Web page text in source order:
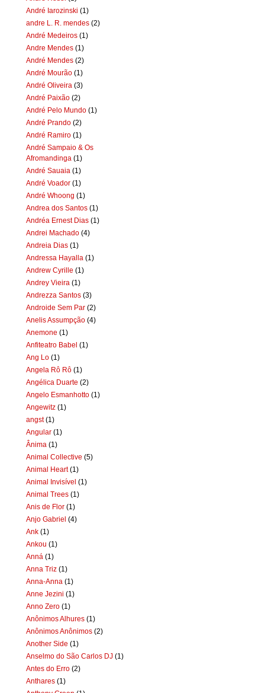
André Iarozinski (1)
andre L. R. mendes (2)
André Medeiros (1)
Andre Mendes (1)
André Mendes (2)
André Mourão (1)
André Oliveira (3)
André Paixão (2)
André Pelo Mundo (1)
André Prando (2)
André Ramiro (1)
André Sampaio & Os
Afromandinga (1)
André Sauaia (1)
André Voador (1)
André Whoong (1)
Andrea dos Santos (1)
Andréa Ernest Dias (1)
Andrei Machado (4)
Andreia Dias (1)
Andressa Hayalla (1)
Andrew Cyrille (1)
Andrey Vieira (1)
Andrezza Santos (3)
Androide Sem Par (2)
Anelis Assumpção (4)
Anemone (1)
Anfiteatro Babel (1)
Ang Lo (1)
Angela Rô Rô (1)
Angélica Duarte (2)
Angelo Esmanhotto (1)
Angewitz (1)
angst (1)
Angular (1)
Ânima (1)
Animal Collective (5)
Animal Heart (1)
Animal Invisível (1)
Animal Trees (1)
Anis de Flor (1)
Anjo Gabriel (4)
Ank (1)
Ankou (1)
Anná (1)
Anna Triz (1)
Anna-Anna (1)
Anne Jezini (1)
Anno Zero (1)
Anônimos Alhures (1)
Anônimos Anônimos (2)
Another Side (1)
Anselmo do São Carlos DJ (1)
Antes do Erro (2)
Anthares (1)